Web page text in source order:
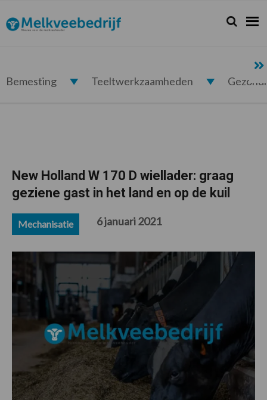
de
hoofdnavigatie
de
hoofd
de
eerste
de
voettekst
Melkveebedrijf.nl Zoeken...
Zoek
Bemesting Teeltwerkzaamheden
New Holland W 170 D wiellader: graag
geziene gast in het land en op de kuil
Mechanisatie 6 januari 2021